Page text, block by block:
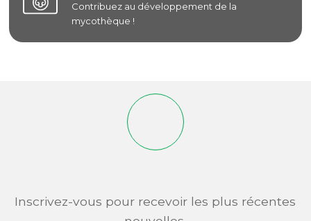
Contribuez au développement de la
mycothèque !
Inscrivez-vous pour recevoir les plus récentes